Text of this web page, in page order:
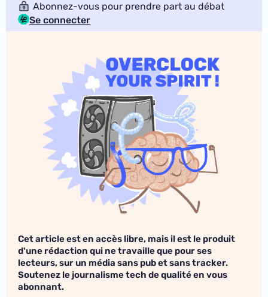
Abonnez-vous pour prendre part au débat
Se connecter
Cet article est en accès libre, mais il est le produit
d'une rédaction qui ne travaille que pour ses
lecteurs, sur un média sans pub et sans tracker.
Soutenez le journalisme tech de qualité en vous
abonnant.